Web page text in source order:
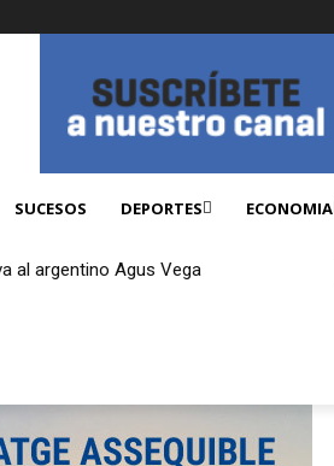
SUCESOS DEPORTES ECONOMIA
al argentino Agus Vega